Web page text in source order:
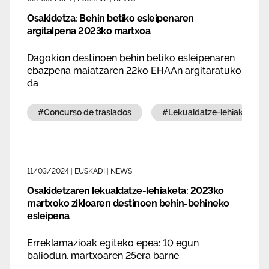
Osakidetza: Behin betiko esleipenaren
argitalpena 2023ko martxoa
Dagokion destinoen behin betiko esleipenaren
ebazpena maiatzaren 22ko EHAAn argitaratuko
da
#concurso de traslados #lekualdatze-lehiaketa
11/03/2024 EUSKADI NEWS
Osakidetzaren lekualdatze-lehiaketa: 2023ko
martxoko zikloaren destinoen behin-behineko
esleipena
Erreklamazioak egiteko epea: 10 egun
baliodun, martxoaren 25era barne